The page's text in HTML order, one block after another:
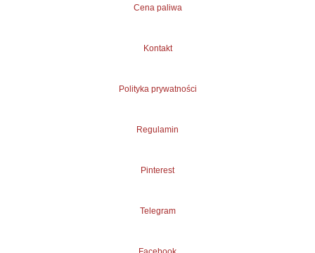
Cena paliwa
Kontakt
Polityka prywatności
Regulamin
Pinterest
Telegram